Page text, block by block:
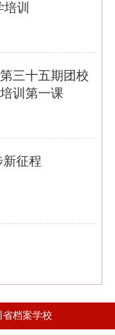
训
三十五期团校
训第一课
征程
档案学校